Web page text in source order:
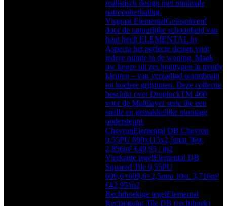
realistisch design met minimale
patroonherhaling.
Visgraat ElementalGeïnspireerd
door de natuurlijke schoonheid van
hout heeft ELEMENTAL by
Aspecta het perfecte design voor
iedere ruimte in de woning. Maak
uw keuze uit zes houttypen in trendy
kleuren – van verzadigd warmbruin
tot koelere grijstinten. Deze collectie
beschikt over DroplockTM 400
voor de Multilayer serie die een
snelle en gemakkelijke montage
ondersteunt.
ChevronElemental DB Chevron
0,55PU 690x115x2,5mm 36st.
2,856m² €49,95 / m2
Vierkante tegelElemental DB
Squared Tile 0,55PU
609,6×609,6×2,5mm 10st. 3,716m²
€42,95/m2
Rechthoekige tegelElemental
Rectangular Tile DB (rechthoek)